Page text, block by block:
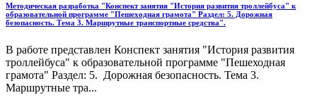
Методическая разработка "Конспект занятия "История развития троллейбуса" к
образовательной программе "Пешеходная грамота" Раздел: 5. Дорожная
безопасность. Тема 3. Маршрутные транспортные средства".
В работе представлен Конспект занятия "История развития
троллейбуса" к образовательной программе "Пешеходная
грамота" Раздел: 5. Дорожная безопасность. Тема 3.
Маршрутные тра...